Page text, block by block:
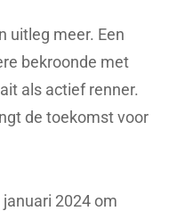
uitleg meer. Een
bekroonde met
als actief renner.
de toekomst voor
2024 om